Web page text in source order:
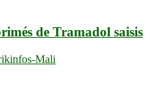
de Tramadol saisis
Mali